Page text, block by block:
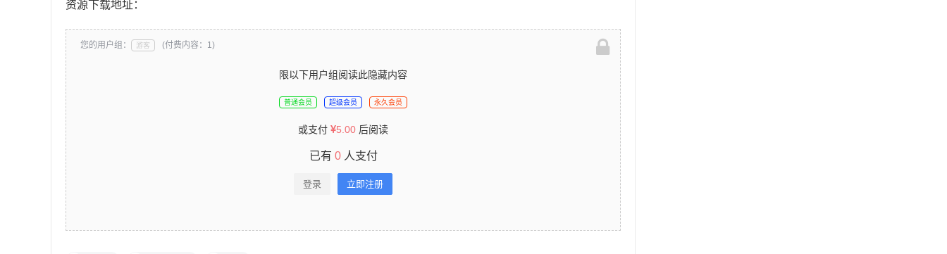
资源下载地址：
您的用户组： 游客 (付费内容：1)
限以下用户组阅读此隐藏内容
普通会员 超级会员 永久会员
或支付 5.00 后阅读
已有 0人支付
登录 立即注册